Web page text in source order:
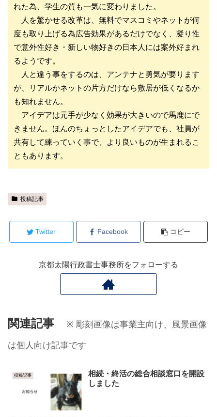
れた為、学生の質も一気に変わりました。
人を驚かせる改革は、無料でマスコミやネットが何
度も取り上げる為広告効果があるだけでなく、凝り性
で意外性好き・新しい物好きの日本人には案外好まれ
るようです。
人と違う事をするのは、アンテナと勇気が要ります
が、リアルかネットの片方だけなら敷居が低くなるか
も知れません。
アイデアは元手が少なく効果が大きいので馬鹿にで
きません。ほんのちょっとしたアイデアでも、社員が
共有して練っていく事で、より良いものが生まれるこ
ともあります。
投稿記事
Twitter Facebook コピー
京都太陽行政書士事務所をフォローする
関連記事
※ 彫刻画像は事業主向け、風景画像
は個人向け記事です
投稿記事
相続・終活の総合相談窓口を開設
しました